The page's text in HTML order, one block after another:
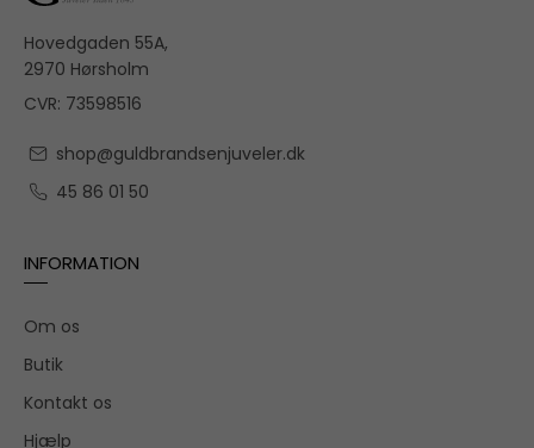
Hovedgaden 55A,
2970 Hørsholm
CVR: 73598516
shop@guldbrandsenjuveler.dk
45 86 01 50
INFORMATION
Om os
Butik
Kontakt os
Hjælp